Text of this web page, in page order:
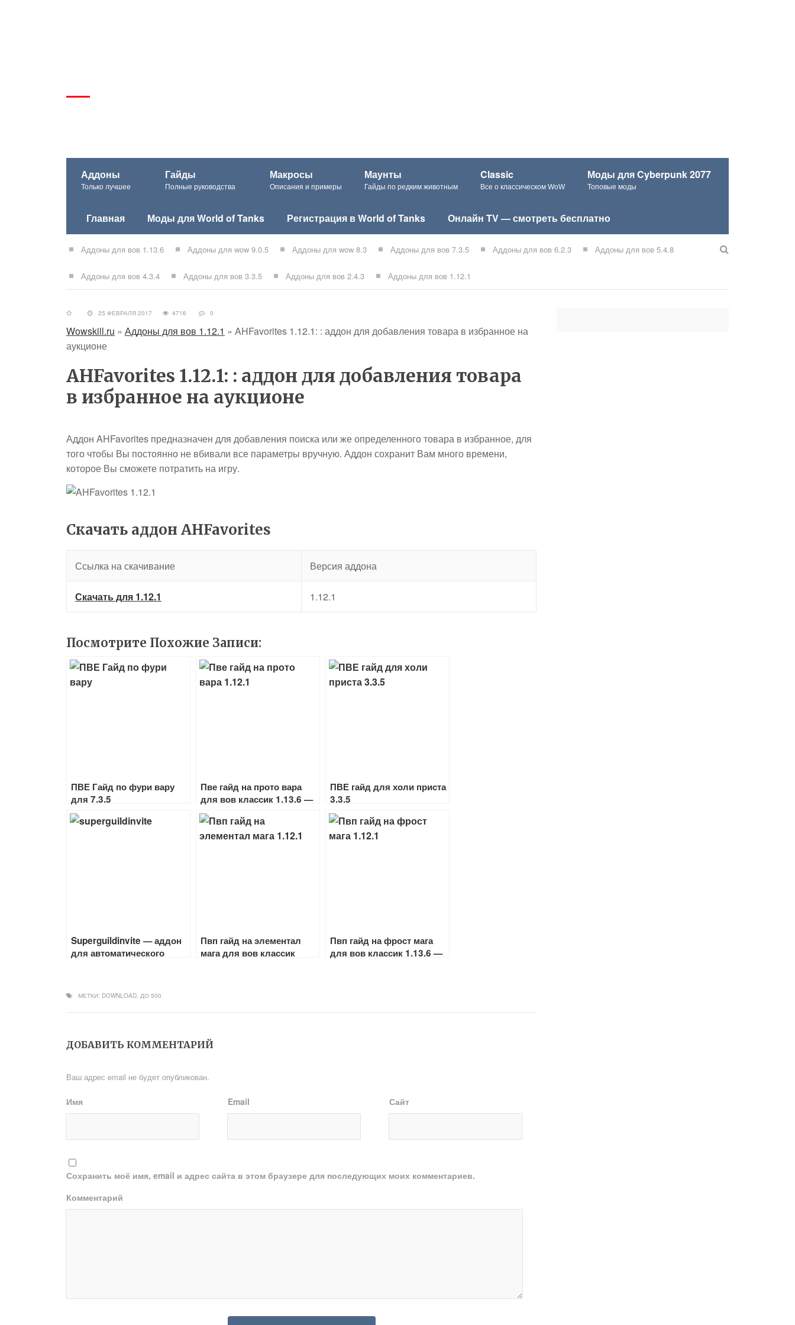
Аддоны
Только лучшее
Гайды
Полные руководства
Макросы
Описания и примеры
Маунты
Гайды по редким животным
Classic
Все о классическом WoW
Моды для Cyberpunk 2077
Топовые моды
Главная Моды для World of Tanks Регистрация в World of Tanks Онлайн TV — смотреть бесплатно
Аддоны для вов 1.13.6 Аддоны для wow 9.0.5 Аддоны для wow 8.3 Аддоны для вов 7.3.5 Аддоны для вов 6.2.3 Аддоны для вов 5.4.8
Аддоны для вов 4.3.4 Аддоны для вов 3.3.5 Аддоны для вов 2.4.3 Аддоны для вов 1.12.1
25 ФЕВРАЛЯ 2017 4716 0
Wowskill.ru » Аддоны для вов 1.12.1 » AHFavorites 1.12.1: : аддон для добавления товара в избранное на
аукционе
AHFavorites 1.12.1: : аддон для добавления товара
в избранное на аукционе
Аддон AHFavorites предназначен для добавления поиска или же определенного товара в избранное, для
того чтобы Вы постоянно не вбивали все параметры вручную. Аддон сохранит Вам много времени,
которое Вы сможете потратить на игру.
Скачать аддон AHFavorites
Ссылка на скачивание Версия аддона
Скачать для 1.12.1 1.12.1
Посмотрите Похожие Записи:
ПВЕ Гайд по фури вару
для 7.3.5
Пве гайд на прото вара
для вов классик 1.13.6 —
1.12.1
ПВЕ гайд для холи приста
3.3.5
Superguildinvite — аддон
для автоматического
Пвп гайд на элементал
мага для вов классик
Пвп гайд на фрост мага
для вов классик 1.13.6 —
МЕТКИ: DOWNLOAD, ДО 500
ДОБАВИТЬ КОММЕНТАРИЙ
Ваш адрес email не будет опубликован.
Имя Email Сайт
Сохранить моё имя, email и адрес сайта в этом браузере для последующих моих комментариев.
Комментарий